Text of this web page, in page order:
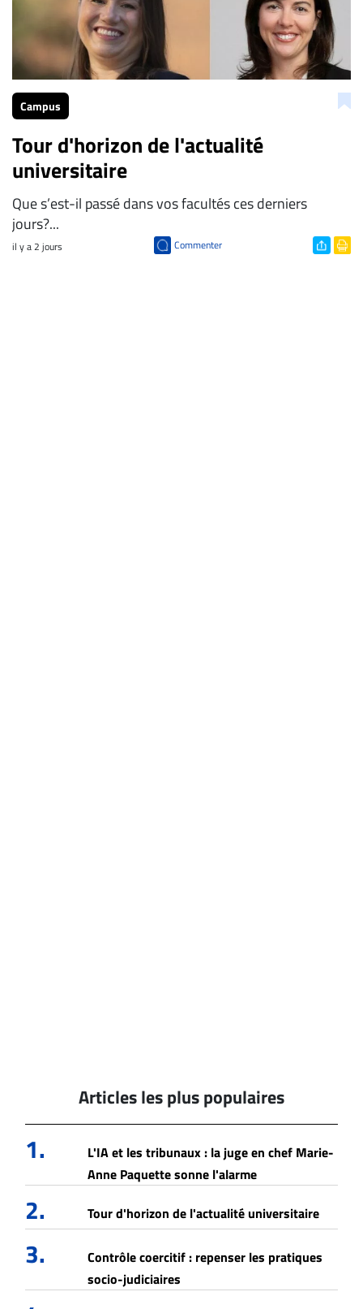
Campus
Tour d'horizon de l'actualité
universitaire
Que s’est-il passé dans vos facultés ces derniers
jours?...
il y a 2 jours Commenter
Articles les plus populaires
1.
L'IA et les tribunaux : la juge en chef Marie-
Anne Paquette sonne l'alarme
2. Tour d'horizon de l'actualité universitaire
3.
Contrôle coercitif : repenser les pratiques
socio-judiciaires